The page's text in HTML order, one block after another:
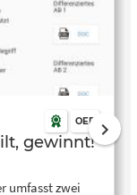
OER
gewinnt!
umfasst zwei